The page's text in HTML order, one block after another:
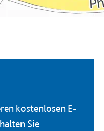
kostenlosen E-
Sie